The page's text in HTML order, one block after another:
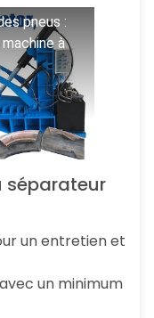
pneus :
à
séparateur
un entretien et
un minimum